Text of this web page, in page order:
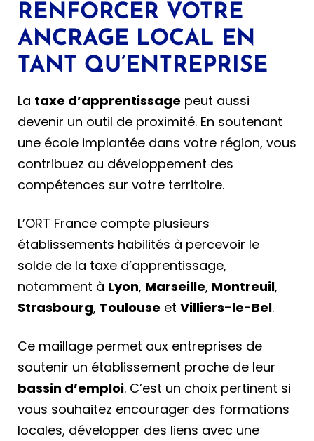
RENFORCER VOTRE
ANCRAGE LOCAL EN
TANT QU’ENTREPRISE
La taxe d’apprentissage peut aussi
devenir un outil de proximité. En soutenant
une école implantée dans votre région, vous
contribuez au développement des
compétences sur votre territoire.
L’ORT France compte plusieurs
établissements habilités à percevoir le
solde de la taxe d’apprentissage,
notamment à Lyon, Marseille, Montreuil,
Strasbourg, Toulouse et Villiers-le-Bel.
Ce maillage permet aux entreprises de
soutenir un établissement proche de leur
bassin d’emploi. C’est un choix pertinent si
vous souhaitez encourager des formations
locales, développer des liens avec une